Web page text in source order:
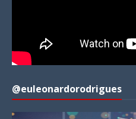
@euleonardorodrigues